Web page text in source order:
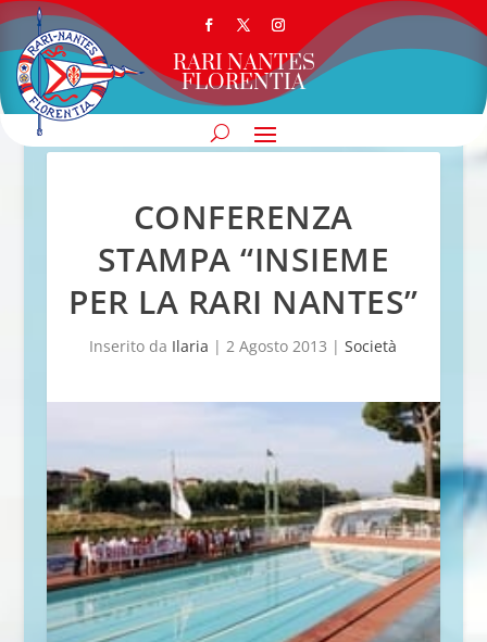
RARI NANTES
FLORENTIA
CONFERENZA
STAMPA “INSIEME
PER LA RARI NANTES”
Inserito da Ilaria |2 Agosto 2013 |Società